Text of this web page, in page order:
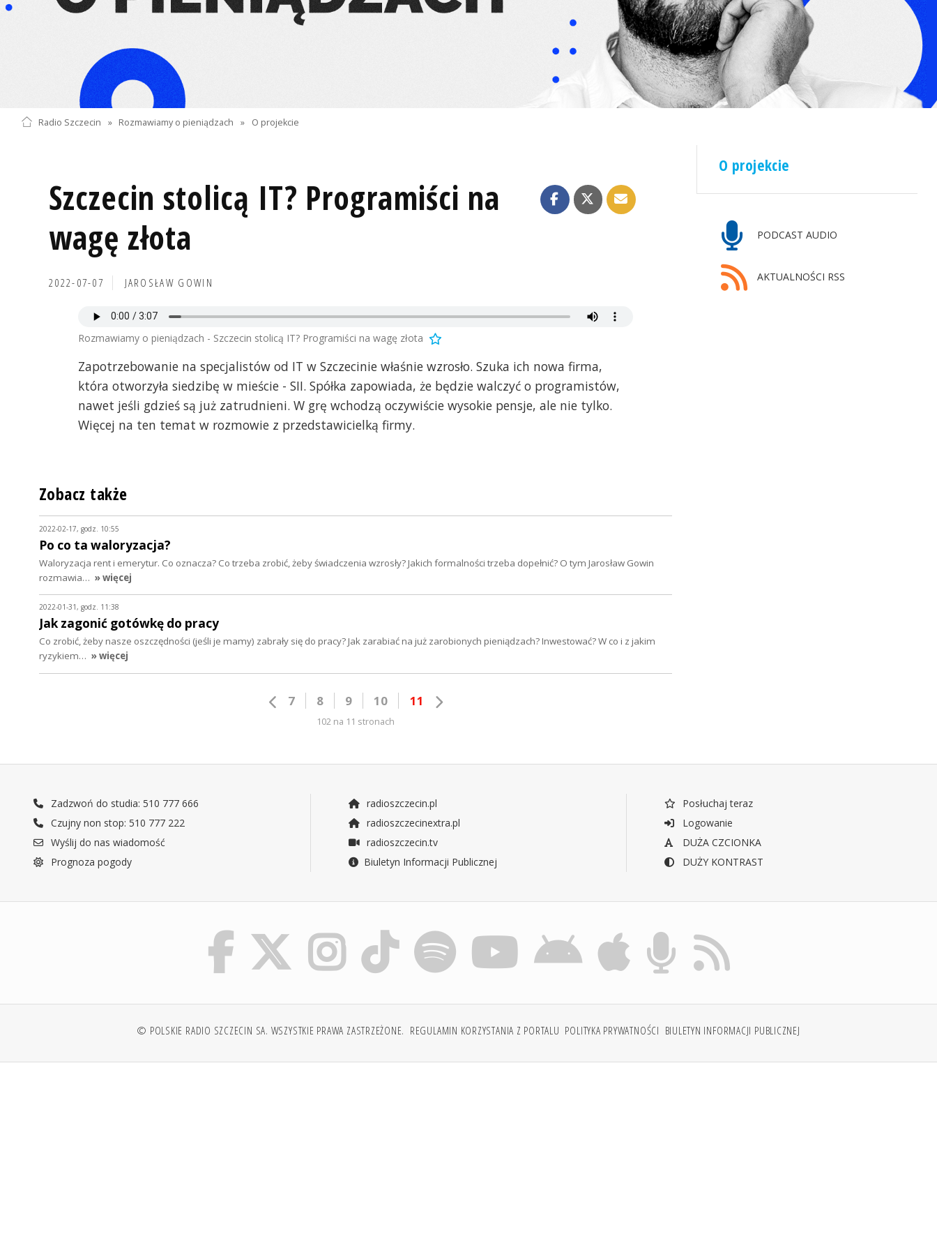
Radio Szczecin » Rozmawiamy o pieniądzach » O projekcie
Szczecin stolicą IT? Programiści na
wagę złota
2022-07-07 JAROSŁAW GOWIN
Rozmawiamy o pieniądzach - Szczecin stolicą IT? Programiści na wagę złota
Zapotrzebowanie na specjalistów od IT w Szczecinie właśnie wzrosło. Szuka ich nowa firma,
która otworzyła siedzibę w mieście - SII. Spółka zapowiada, że będzie walczyć o programistów,
nawet jeśli gdzieś są już zatrudnieni. W grę wchodzą oczywiście wysokie pensje, ale nie tylko.
Więcej na ten temat w rozmowie z przedstawicielką firmy.
O projekcie
PODCAST AUDIO
AKTUALNOŚCI RSS
Zobacz także
2022-02-17, godz. 10:55
Po co ta waloryzacja?
Waloryzacja rent i emerytur. Co oznacza? Co trzeba zrobić, żeby świadczenia wzrosły? Jakich formalności trzeba dopełnić? O tym Jarosław Gowin
rozmawia… » więcej
2022-01-31, godz. 11:38
Jak zagonić gotówkę do pracy
Co zrobić, żeby nasze oszczędności (jeśli je mamy) zabrały się do pracy? Jak zarabiać na już zarobionych pieniądzach? Inwestować? W co i z jakim
ryzykiem… » więcej
7 8 9 10 11
102 na 11 stronach
Zadzwoń do studia: 510 777 666
Czujny non stop: 510 777 222
Wyślij do nas wiadomość
Prognoza pogody
radioszczecin.pl
radioszczecinextra.pl
radioszczecin.tv
Biuletyn Informacji Publicznej
Posłuchaj teraz
Logowanie
DUŻA CZCIONKA
DUŻY KONTRAST
© POLSKIE RADIO SZCZECIN SA. WSZYSTKIE PRAWA ZASTRZEŻONE. REGULAMIN KORZYSTANIA Z PORTALU POLITYKA PRYWATNOŚCI BIULETYN INFORMACJI PUBLICZNEJ